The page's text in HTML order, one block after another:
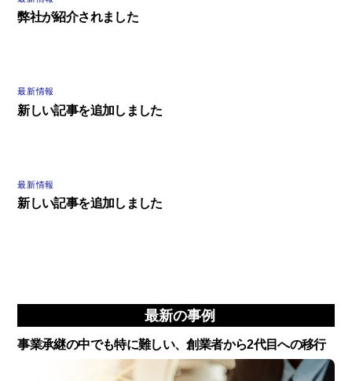
弊社が紹介されました
最新情報
新しい記事を追加しました
最新情報
新しい記事を追加しました
最新の事例
事業承継の中でも特に難しい、創業者から2代目への移行